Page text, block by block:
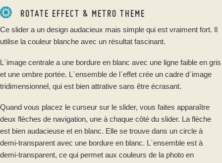
ROTATE EFFECT & METRO THEME
Ce slider a un design audacieux mais simple qui est vraiment fort. Il
utilise la couleur blanche avec un résultat fascinant.
L`image centrale a une bordure en blanc avec une ligne faible en gris
et une ombre portée. L`ensemble de l`effet crée un cadre d`image
tridimensionnel, qui est bien attrative sans être écrasant.
Quand vous placez le curseur sur le slider, vous faites apparaître
deux flèches de navigation, une à chaque côté du slider. La flèche
est bien audacieuse et en blanc. Elle se trouve dans un circle à
demi-transparent avec une bordure en blanc. L`ensemble est à
demi-transparent, ce qui permet aux couleurs de la photo en